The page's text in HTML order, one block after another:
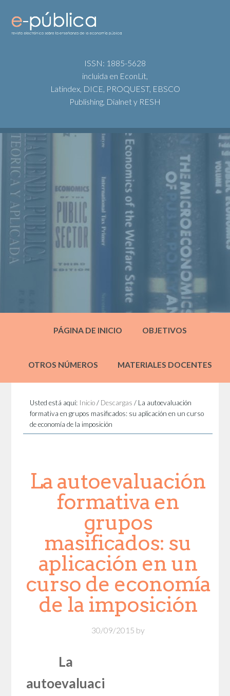
ISSN: 1885-5628
incluida en EconLit,
Latindex, DICE, PROQUEST, EBSCO
Publishing, Dialnet y RESH
PÁGINA DE INICIO OBJETIVOS
OTROS NÚMEROS MATERIALES DOCENTES
Usted está aquí: Inicio / Descargas / La autoevaluación
formativa en grupos masificados: su aplicación en un curso
de economía de la imposición
La autoevaluación
formativa en
grupos
masificados: su
aplicación en un
curso de economía
de la imposición
30/09/2015 by
La
autoevaluaci